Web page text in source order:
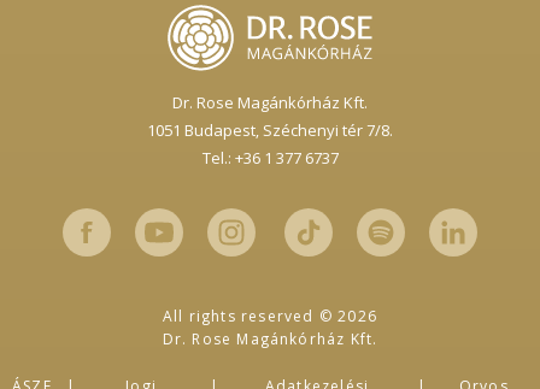
Dr. Rose Magánkórház Kft.
1051 Budapest,Széchenyi tér 7/8.
Tel.: +36 1 377 6737
All rights reserved © 2026
Dr. Rose Magánkórház Kft.